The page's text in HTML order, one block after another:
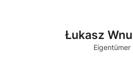
Łukasz
Eigentümer